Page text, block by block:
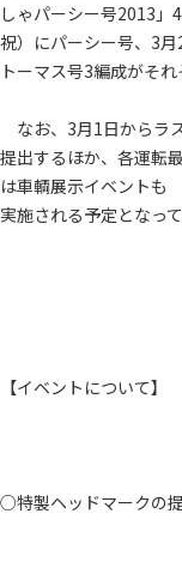
しゃパーシー号2013」
祝）にパーシー号、3
トーマス号3編成がそ
なお、3月1日からラ
提出するほか、各運転
は車輌展示イベントも
実施される予定となって
【イベントについて】
○特製ヘッドマークの